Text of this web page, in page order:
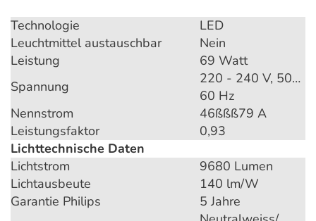
Technologie
LED
Leuchtmittel austauschbar
Nein
Leistung
69 Watt
Spannung
220 - 240 V, 50…
60 Hz
Nennstrom
46ßßß79 A
Leistungsfaktor
0,93
Lichttechnische Daten
Lichtstrom
9680 Lumen
Lichtausbeute
140 lm/W
Garantie Philips
5 Jahre